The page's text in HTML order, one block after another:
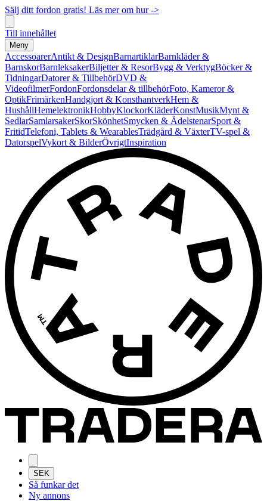
Sälj ditt fordon gratis! Läs mer om hur ->
Till innehållet
Meny
AccessoarerAntikt & DesignBarnartiklarBarnkläder &
BarnskorBarnleksakerBiljetter & ResorBygg & VerktygBöcker &
TidningarDatorer & TillbehörDVD &
VideofilmerFordonFordonsdelar & tillbehörFoto, Kameror &
OptikFrimärkenHandgjort & KonsthantverkHem &
HushållHemelektronikHobbyKlockorKläderKonstMusikMynt &
SedlarSamlarsakerSkorSkönhetSmycken & ÄdelstenarSport &
FritidTelefoni, Tablets & WearablesTrädgård & VäxterTV-spel &
DatorspelVykort & BilderÖvrigtInspiration
SEK
Så funkar det
Ny annons